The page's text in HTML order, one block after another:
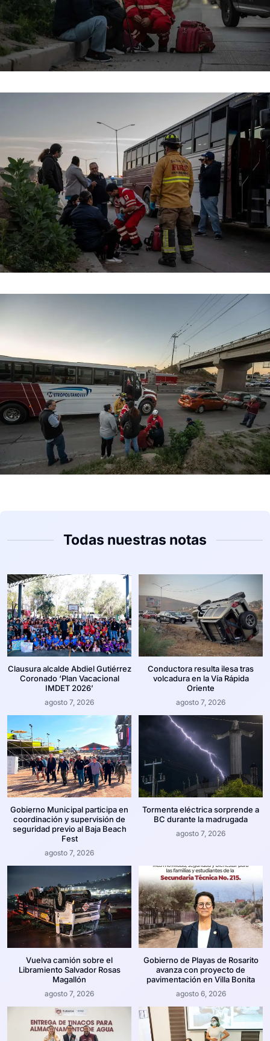
Todas nuestras notas
Clausura alcalde Abdiel Gutiérrez
Coronado ‘Plan Vacacional
IMDET 2026’
agosto 7, 2026
Conductora resulta ilesa tras
volcadura en la Vía Rápida
Oriente
agosto 7, 2026
Gobierno Municipal participa en
coordinación y supervisión de
seguridad previo al Baja Beach
Fest
agosto 7, 2026
Tormenta eléctrica sorprende a
BC durante la madrugada
agosto 7, 2026
Vuelva camión sobre el
Libramiento Salvador Rosas
Magallón
agosto 7, 2026
Gobierno de Playas de Rosarito
avanza con proyecto de
pavimentación en Villa Bonita
agosto 6, 2026